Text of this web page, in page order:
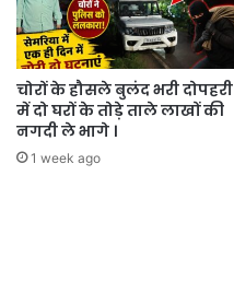
चोरों के हौसले बुलंद भरी दोपहरी
में दो घरों के तोड़े ताले लाखों की
नगदी ले भागे ।
1 week ago